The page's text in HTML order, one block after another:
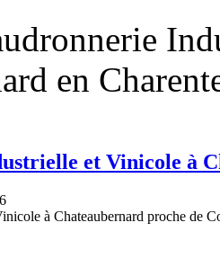
en
et Vinicole à
à Chateaubernard proche de